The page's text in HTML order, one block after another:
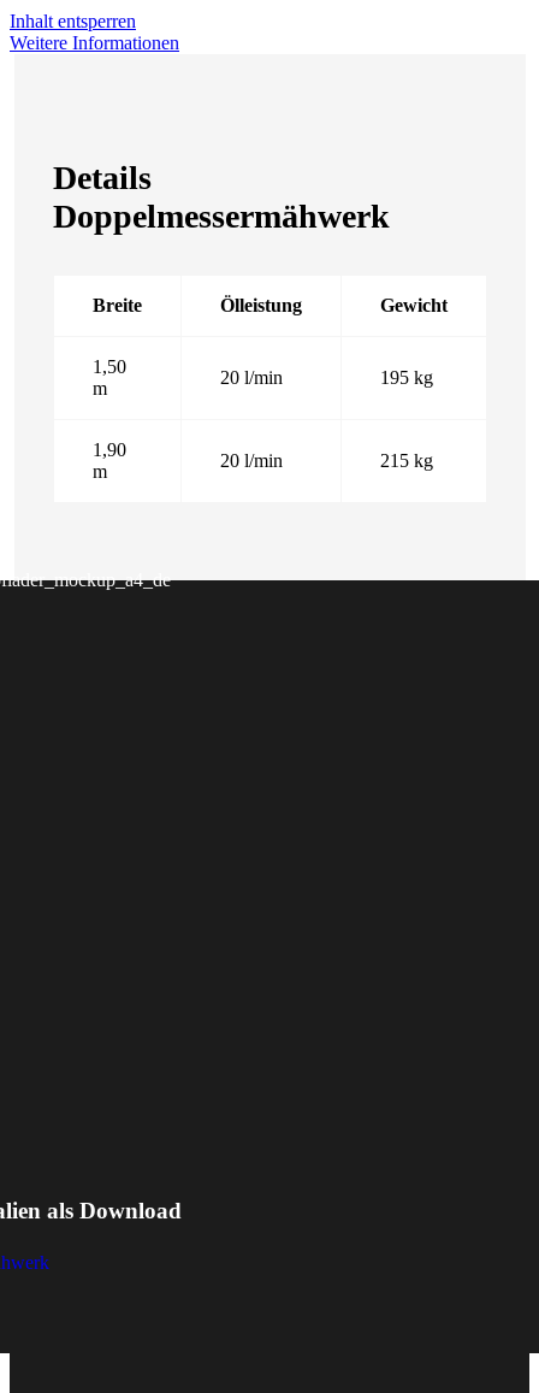
Inhalt entsperren
Weitere Informationen
Details
Doppelmessermähwerk
Breite Ölleistung Gewicht
1,50
m
20 l/min 195 kg
1,90
m
20 l/min 215 kg
als Download